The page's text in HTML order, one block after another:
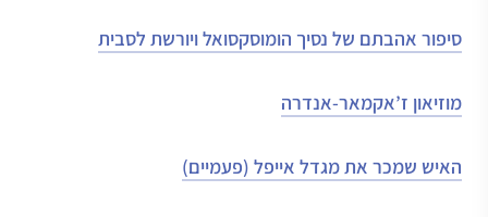
סיפור אהבתם של נסיך הומוסקסואל ויורשת לסבית
מוזיאון ז’אקמאר-אנדרה
האיש שמכר את מגדל אייפל (פעמיים)